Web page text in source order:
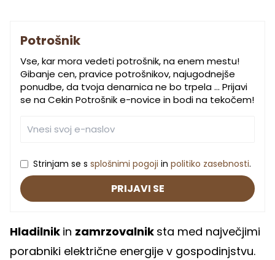
Potrošnik
Vse, kar mora vedeti potrošnik, na enem mestu!
Gibanje cen, pravice potrošnikov, najugodnejše
ponudbe, da tvoja denarnica ne bo trpela … Prijavi
se na Cekin Potrošnik e-novice in bodi na tekočem!
Strinjam se s splošnimi pogoji in politiko zasebnosti.
PRIJAVI SE
Hladilnik in zamrzovalnik sta med največjimi
porabniki električne energije v gospodinjstvu.